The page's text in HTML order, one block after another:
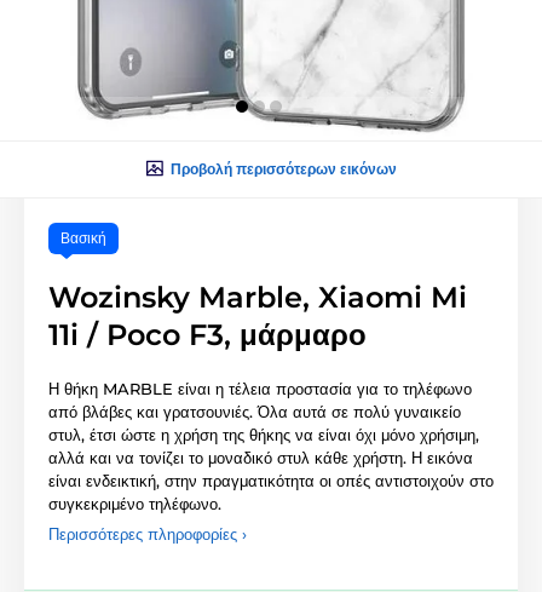
Προβολή περισσότερων εικόνων
Βασική
Wozinsky Marble, Xiaomi Mi
11i / Poco F3, μάρμαρο
Η θήκη MARBLE είναι η τέλεια προστασία για το τηλέφωνο
από βλάβες και γρατσουνιές. Όλα αυτά σε πολύ γυναικείο
στυλ, έτσι ώστε η χρήση της θήκης να είναι όχι μόνο χρήσιμη,
αλλά και να τονίζει το μοναδικό στυλ κάθε χρήστη. Η εικόνα
είναι ενδεικτική, στην πραγματικότητα οι οπές αντιστοιχούν στο
συγκεκριμένο τηλέφωνο.
Περισσότερες πληροφορίες ›